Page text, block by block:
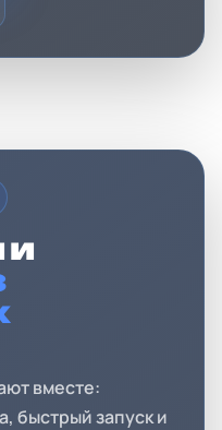
и
вместе:
быстрый запуск и